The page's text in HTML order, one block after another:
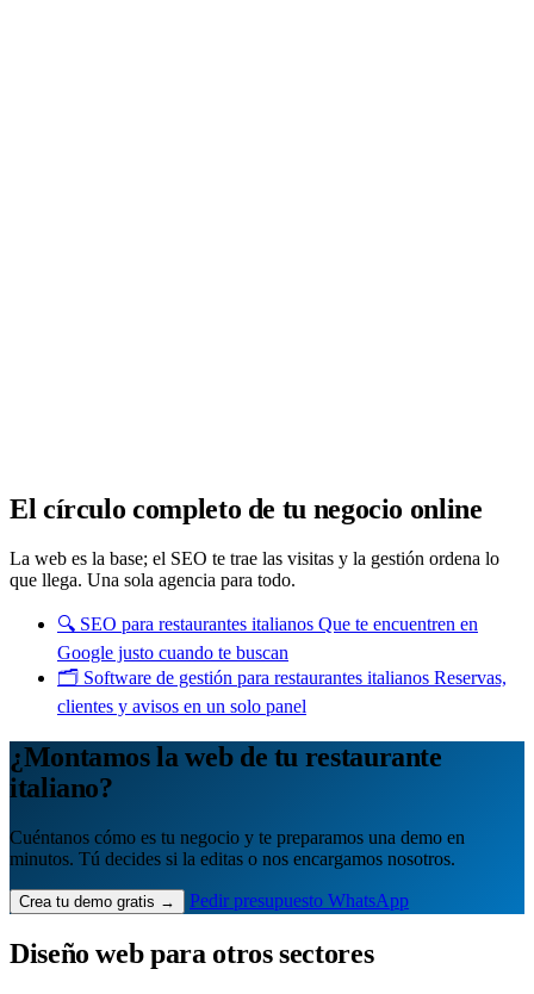
El círculo completo de tu negocio online
La web es la base; el SEO te trae las visitas y la gestión ordena lo
que llega. Una sola agencia para todo.
🔍 SEO para restaurantes italianos Que te encuentren en
Google justo cuando te buscan
🗂️ Software de gestión para restaurantes italianos Reservas,
clientes y avisos en un solo panel
¿Montamos la web de tu restaurante
italiano?
Cuéntanos cómo es tu negocio y te preparamos una demo en
minutos. Tú decides si la editas o nos encargamos nosotros.
Crea tu demo gratis → Pedir presupuesto WhatsApp
Diseño web para otros sectores